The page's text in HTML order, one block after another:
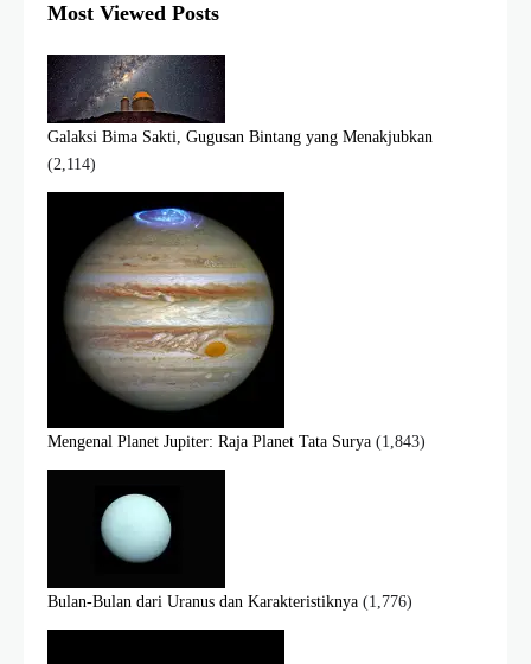
Most Viewed Posts
Galaksi Bima Sakti, Gugusan Bintang yang Menakjubkan
(2,114)
Mengenal Planet Jupiter: Raja Planet Tata Surya (1,843)
Bulan-Bulan dari Uranus dan Karakteristiknya (1,776)